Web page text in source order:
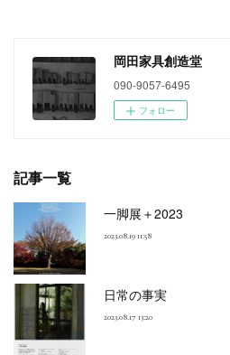
岡田家具創造堂
090-9057-6495
フォロー
記事一覧
一脚展＋2023
2023.08.19 11:58
日常の事実
2023.08.17 13:20